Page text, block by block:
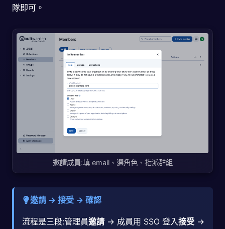
隊即可。
邀請成員:填 email、選角色、指派群組
邀請 → 接受 → 確認
流程是三段:管理員邀請 → 成員用 SSO 登入接受 →